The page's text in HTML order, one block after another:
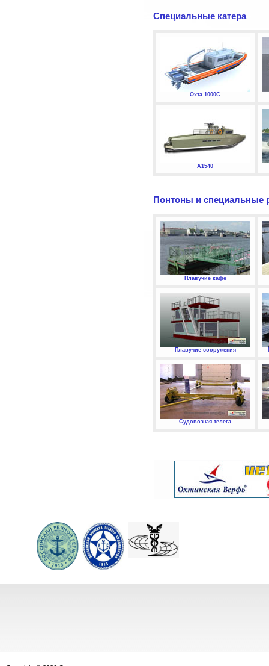
Специальные катера
Охта 1000С
А1540
Понтоны и специальные
Плавучие кафе
Плавучие сооружения
Судовозная телега